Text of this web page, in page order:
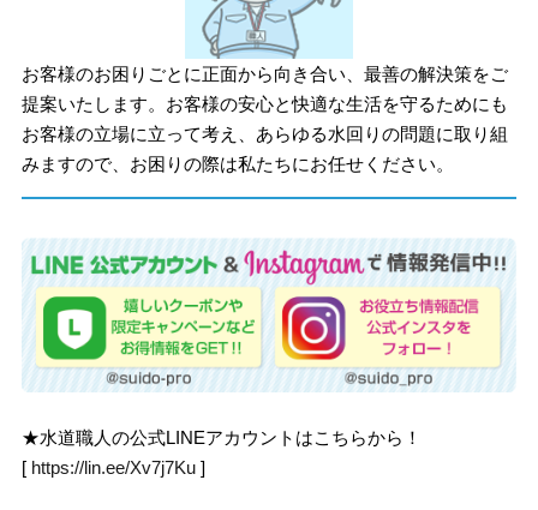
お客様のお困りごとに正面から向き合い、最善の解決策をご
提案いたします。お客様の安心と快適な生活を守るためにも
お客様の立場に立って考え、あらゆる水回りの問題に取り組
みますので、お困りの際は私たちにお任せください。
★水道職人の公式LINEアカウントはこちらから！
[ https://lin.ee/Xv7j7Ku ]